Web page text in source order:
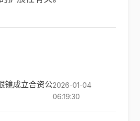
镜成立合资公2026-01-04
06:19:30